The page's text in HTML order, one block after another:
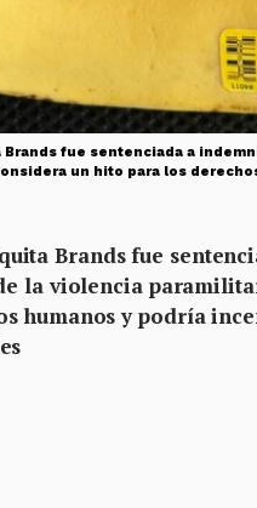
fue sentenciada a
un hito para los
Brands fue
la violencia
humanos y podría